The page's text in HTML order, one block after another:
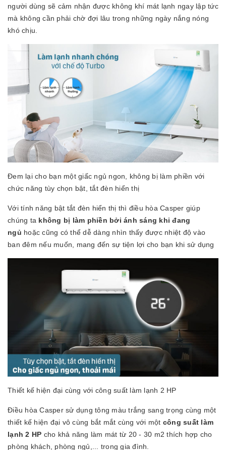
người dùng sẽ cảm nhận được không khí mát lạnh ngay lập tức
mà không cần phải chờ đợi lâu trong những ngày nắng nóng
khó chịu.
Đem lại cho bạn một giấc ngủ ngon, không bị làm phiền với
chức năng tùy chọn bật, tắt đèn hiển thị
Với tính năng bật tắt đèn hiển thị thì điều hòa Casper giúp
chúng ta không bị làm phiền bởi ánh sáng khi đang
ngủ hoặc cũng có thể dễ dàng nhìn thấy được nhiệt độ vào
ban đêm nếu muốn, mang đến sự tiện lợi cho bạn khi sử dụng
Thiết kế hiện đại cùng với công suất làm lạnh 2 HP
Điều hòa Casper sử dụng tông màu trắng sang trọng cùng một
thiết kế hiện đại vô cùng bắt mắt cùng với một công suất làm
lạnh 2 HP cho khả năng làm mát từ 20 - 30 m2 thích hợp cho
phòng khách, phòng ngủ,... trong gia đình.